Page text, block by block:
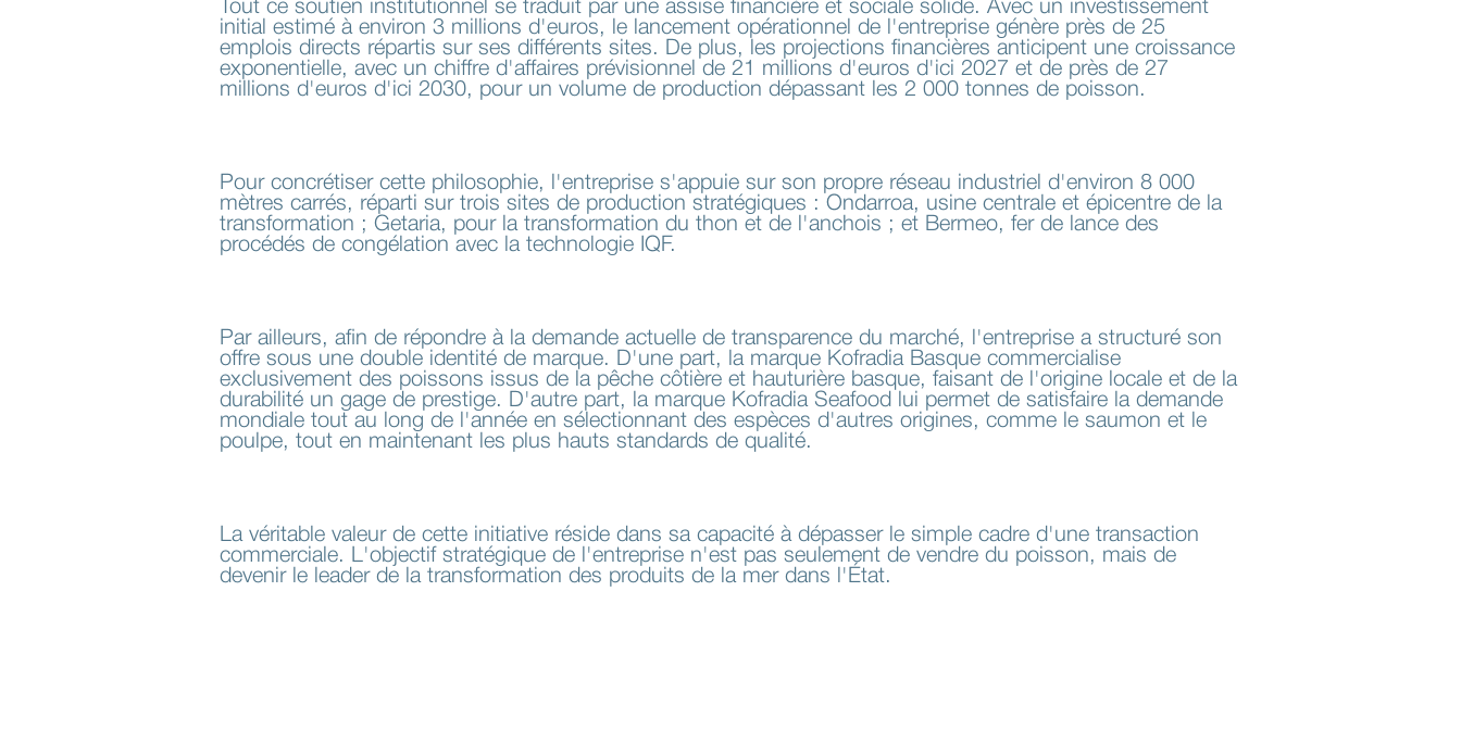
Tout ce soutien institutionnel se traduit par une assise financière et sociale solide. Avec un investissement
initial estimé à environ 3 millions d'euros, le lancement opérationnel de l'entreprise génère près de 25
emplois directs répartis sur ses différents sites. De plus, les projections financières anticipent une croissance
exponentielle, avec un chiffre d'affaires prévisionnel de 21 millions d'euros d'ici 2027 et de près de 27
millions d'euros d'ici 2030, pour un volume de production dépassant les 2 000 tonnes de poisson.
Pour concrétiser cette philosophie, l'entreprise s'appuie sur son propre réseau industriel d'environ 8 000
mètres carrés, réparti sur trois sites de production stratégiques : Ondarroa, usine centrale et épicentre de la
transformation ; Getaria, pour la transformation du thon et de l'anchois ; et Bermeo, fer de lance des
procédés de congélation avec la technologie IQF.
Par ailleurs, afin de répondre à la demande actuelle de transparence du marché, l'entreprise a structuré son
offre sous une double identité de marque. D'une part, la marque Kofradia Basque commercialise
exclusivement des poissons issus de la pêche côtière et hauturière basque, faisant de l'origine locale et de la
durabilité un gage de prestige. D'autre part, la marque Kofradia Seafood lui permet de satisfaire la demande
mondiale tout au long de l'année en sélectionnant des espèces d'autres origines, comme le saumon et le
poulpe, tout en maintenant les plus hauts standards de qualité.
La véritable valeur de cette initiative réside dans sa capacité à dépasser le simple cadre d'une transaction
commerciale. L'objectif stratégique de l'entreprise n'est pas seulement de vendre du poisson, mais de
devenir le leader de la transformation des produits de la mer dans l'État.